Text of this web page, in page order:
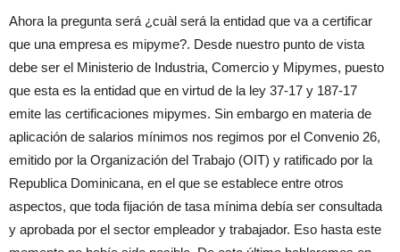
Ahora la pregunta será ¿cuàl será la entidad que va a certificar
que una empresa es mipyme?. Desde nuestro punto de vista
debe ser el Ministerio de Industria, Comercio y Mipymes, puesto
que esta es la entidad que en virtud de la ley 37-17 y 187-17
emite las certificaciones mipymes. Sin embargo en materia de
aplicación de salarios mínimos nos regimos por el Convenio 26,
emitido por la Organización del Trabajo (OIT) y ratificado por la
Republica Dominicana, en el que se establece entre otros
aspectos, que toda fijación de tasa mínima debía ser consultada
y aprobada por el sector empleador y trabajador. Eso hasta este